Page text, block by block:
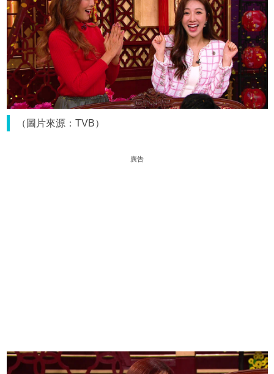
（圖片來源：TVB）
廣告